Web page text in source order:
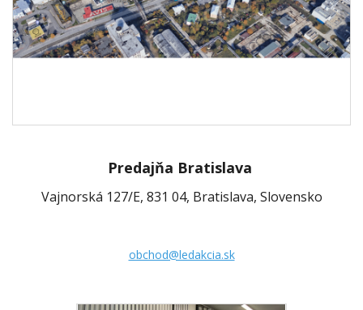
Predajňa Bratislava
Vajnorská 127/E, 831 04, Bratislava, Slovensko
obchod@ledakcia.sk